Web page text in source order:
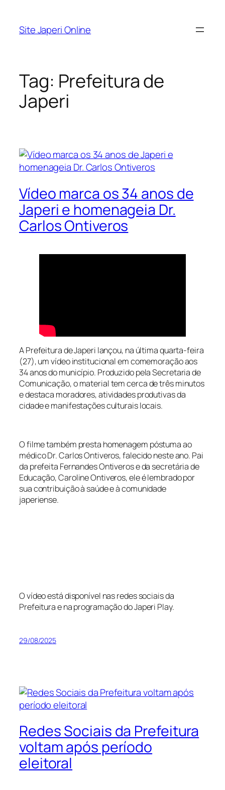
Site Japeri Online
Tag: Prefeitura de
Japeri
Vídeo marca os 34 anos de
Japeri e homenageia Dr.
Carlos Ontiveros
A Prefeitura de Japeri lançou, na última quarta-feira
(27), um vídeo institucional em comemoração aos
34 anos do município. Produzido pela Secretaria de
Comunicação, o material tem cerca de três minutos
e destaca moradores, atividades produtivas da
cidade e manifestações culturais locais.
O filme também presta homenagem póstuma ao
médico Dr. Carlos Ontiveros, falecido neste ano. Pai
da prefeita Fernandes Ontiveros e da secretária de
Educação, Caroline Ontiveros, ele é lembrado por
sua contribuição à saúde e à comunidade
japeriense.
O vídeo está disponível nas redes sociais da
Prefeitura e na programação do Japeri Play.
29/08/2025
Redes Sociais da Prefeitura
voltam após período
eleitoral